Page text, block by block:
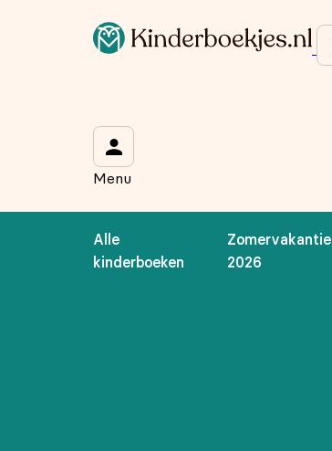
Menu
Alle
kinderboeken
Zomervakantie
2026
Op de hoogte blijven van onze acties?
Wat is je voornaam?
Aanmelden